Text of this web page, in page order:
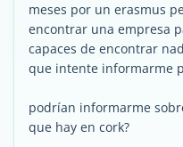
meses por un erasmus
encontrar una empresa
capaces de encontrar
que intente informarme
podrían informarme
que hay en cork?